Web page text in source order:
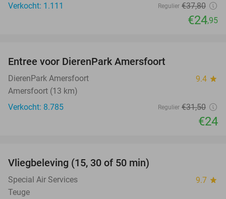
Verkocht: 1.111
Regulier €37,80
€24,95
Entree voor DierenPark Amersfoort
DierenPark Amersfoort 9.4 star
Amersfoort (13 km)
Verkocht: 8.785
Regulier €31,50
€24
Vliegbeleving (15, 30 of 50 min)
Special Air Services 9.7 star
Teuge